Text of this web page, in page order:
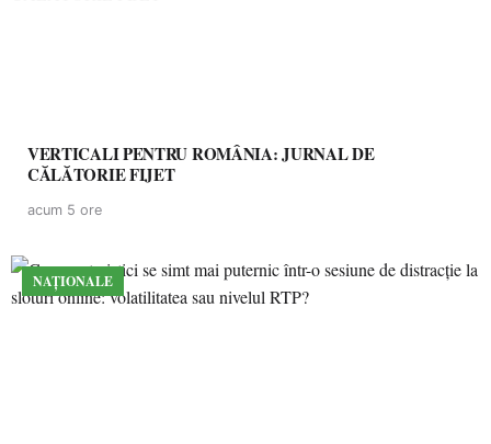
VERTICALI PENTRU ROMÂNIA: JURNAL DE
CĂLĂTORIE FIJET
acum 5 ore
NAȚIONALE